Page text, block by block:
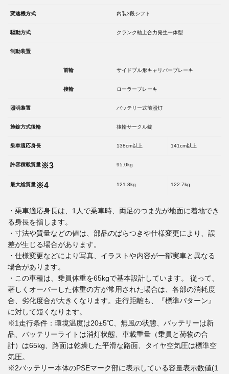
変速機方式 内装3段シフト
駆動方式 クランク軸上合力発生一体型
制動装置
前輪 サイドプル形キャリパーブレーキ
後輪 ローラーブレーキ
照明装置 バッテリー式前照灯
施錠方式後輪 後輪サークル錠
乗車適応身長 138cm以上 141cm以上
許容積載質量※3 95.0kg
最大総質量※4 121.8kg 122.7kg
・乗車適応身長は、1人で乗車時、両足のつま先が地面に着地でき
る身長を指します。
・寸法や質量などの値は、部品のばらつきや仕様変更により、誤
差が生じる場合があります。
・仕様変更などにより写真、イラストや内容が一部実車と異なる
場合があります。
・この車種は、乗員体重を65kgで基本設計しています。 従って、
著しくオーバーした体重の方が常用された場合は、各部の消耗度
合、劣化度合が大きくなります。走行距離も、『標準パターン』
に対して短くなります。
※1走行条件：環境温度は20±5℃、無風の状態、バッテリーは新
品、バッテリーライトは消灯状態、車載重量（乗員と荷物の合
計）は65kg、路面は乾燥した平滑な路面、タイヤ空気圧は標準空
気圧。
※2バッテリー本体のPSEマーク部に表示している容量表示数値(1